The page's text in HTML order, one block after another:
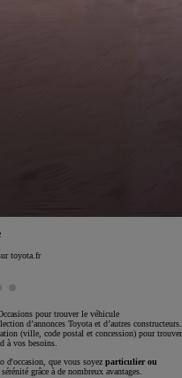
pour trouver le véhicule
d’annonces Toyota et d’autres constructeurs.
(ville, code postal et concession) pour trouver
à vos besoins.
d'occasion, que vous soyez particulier ou
grâce à de nombreux avantages.